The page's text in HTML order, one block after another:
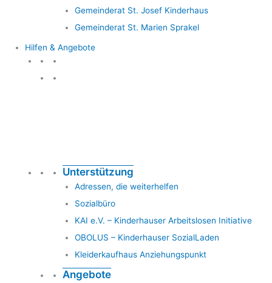
Gemeinderat St. Josef Kinderhaus
Gemeinderat St. Marien Sprakel
Hilfen & Angebote
Unterstützung
Adressen, die weiterhelfen
Sozialbüro
KAI e.V. – Kinderhauser Arbeitslosen Initiative
OBOLUS – Kinderhauser SozialLaden
Kleiderkaufhaus Anziehungspunkt
Angebote